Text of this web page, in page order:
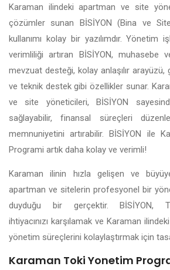
Karaman ilindeki apartman ve site
çözümler sunan BİSİYON (Bina ve
kullanımı kolay bir yazılımdır. Yönetim
verimliliği artıran BİSİYON, muhasebe
mevzuat desteği, kolay anlaşılır arayüzü,
ve teknik destek gibi özellikler sunar.
ve site yöneticileri, BİSİYON
sağlayabilir, finansal süreçleri
memnuniyetini artırabilir. BİSİYON ile
Programi artık daha kolay ve verimli!
Karaman ilinin hızla gelişen ve
apartman ve sitelerin profesyonel bir
duyduğu bir gerçektir. BİSİYON,
ihtiyacınızı karşılamak ve Karaman
yönetim süreçlerini kolaylaştırmak için
Karaman Toki Yonetim